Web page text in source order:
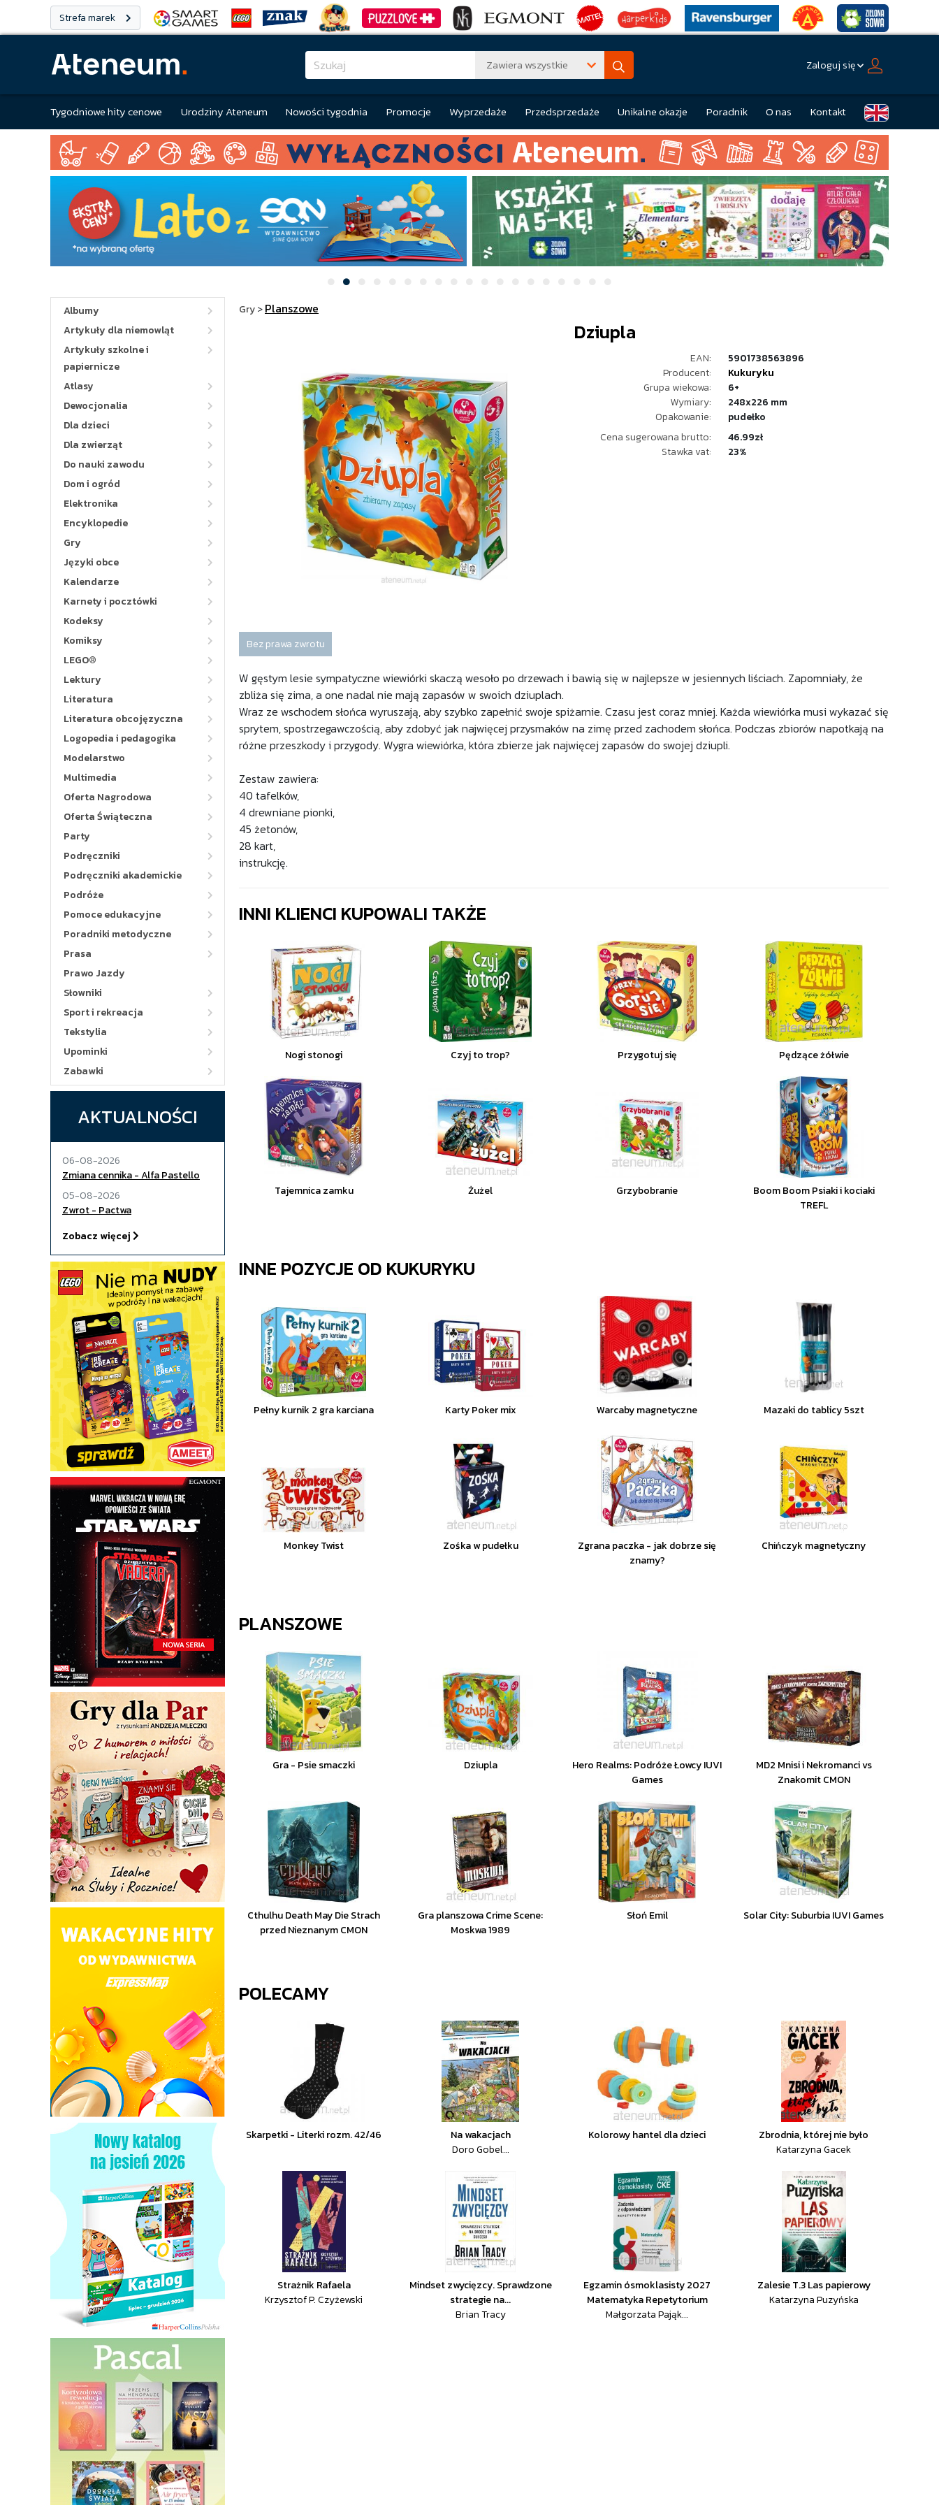
Strefa marek
Zawiera wszystkie Zaloguj się
Tygodniowe hity cenowe Urodziny Ateneum Nowości tygodnia Promocje Wyprzedaże Przedsprzedaże Unikalne okazje Poradnik O nas Kontakt
Albumy
Artykuły dla niemowląt
Artykuły szkolne i
papiernicze
Atlasy
Dewocjonalia
Dla dzieci
Dla zwierząt
Do nauki zawodu
Dom i ogród
Elektronika
Encyklopedie
Gry
Języki obce
Kalendarze
Karnety i pocztówki
Kodeksy
Komiksy
LEGO®
Lektury
Literatura
Literatura obcojęzyczna
Logopedia i pedagogika
Modelarstwo
Multimedia
Oferta Nagrodowa
Oferta Świąteczna
Party
Podręczniki
Podręczniki akademickie
Podróże
Pomoce edukacyjne
Poradniki metodyczne
Prasa
Prawo Jazdy
Słowniki
Sport i rekreacja
Tekstylia
Upominki
Zabawki
AKTUALNOŚCI
06-08-2026
Zmiana cennika - Alfa Pastello
05-08-2026
Zwrot - Pactwa
Zobacz więcej
Gry>Planszowe
Dziupla
EAN:
5901738563896
Producent:
Kukuryku
Grupa wiekowa:
6+
Wymiary:
248x226 mm
Opakowanie:
pudełko
Cena sugerowana brutto:
46.99zł
Stawka vat:
23%
Bez prawa zwrotu
W gęstym lesie sympatyczne wiewiórki skaczą wesoło po drzewach i bawią się w najlepsze w jesiennych liściach. Zapomniały, że
zbliża się zima, a one nadal nie mają zapasów w swoich dziuplach.
Wraz ze wschodem słońca wyruszają, aby szybko zapełnić swoje spiżarnie. Czasu jest coraz mniej. Każda wiewiórka musi wykazać się
sprytem, spostrzegawczością, aby zdobyć jak najwięcej przysmaków na zimę przed zachodem słońca. Podczas zbiorów napotkają na
różne przeszkody i przygody. Wygra wiewiórka, która zbierze jak najwięcej zapasów do swojej dziupli.
Zestaw zawiera:
40 tafelków,
4 drewniane pionki,
45 żetonów,
28 kart,
instrukcję.
INNI KLIENCI KUPOWALI TAKŻE
Nogi stonogi Czyj to trop? Przygotuj się Pędzące żółwie
Tajemnica zamku Żużel Grzybobranie
Boom Boom Psiaki i kociaki
TREFL
INNE POZYCJE OD KUKURYKU
Pełny kurnik 2 gra karciana Karty Poker mix Warcaby magnetyczne Mazaki do tablicy 5szt
Monkey Twist Zośka w pudełku
Zgrana paczka - jak dobrze się
znamy?
Chińczyk magnetyczny
PLANSZOWE
Gra - Psie smaczki Dziupla
Hero Realms: Podróże Łowcy IUVI
Games
MD2 Mnisi i Nekromanci vs
Znakomit CMON
Cthulhu Death May Die Strach
przed Nieznanym CMON
Gra planszowa Crime Scene:
Moskwa 1989
Słoń Emil Solar City: Suburbia IUVI Games
POLECAMY
Skarpetki - Literki rozm. 42/46
Na wakacjach
Doro Gobel...
Kolorowy hantel dla dzieci
Zbrodnia, której nie było
Katarzyna Gacek
Strażnik Rafaela
Krzysztof P. Czyżewski
Mindset zwycięzcy. Sprawdzone
strategie na...
Brian Tracy
Egzamin ósmoklasisty 2027
Matematyka Repetytorium
Małgorzata Pająk...
Zalesie T.3 Las papierowy
Katarzyna Puzyńska